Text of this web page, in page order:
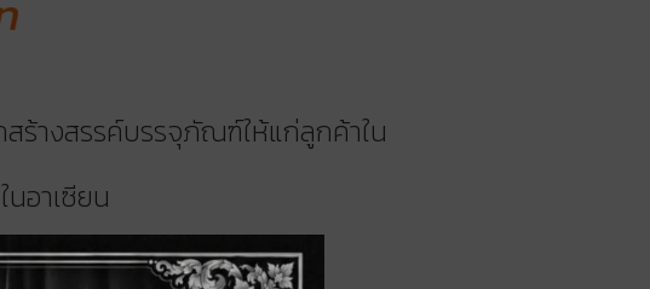
ร้างสรรค์บรรจุภัณฑ์ให้แก่ลูกค้าใน
อาเซียน